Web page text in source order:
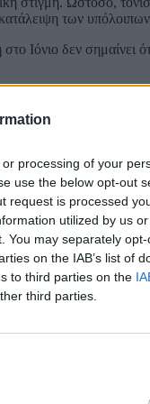
processing of your
use the below opt-out
request is processed
utilized by us
You may separately
on the IAB’s list of
to third parties on the
third parties.
των
Ιόνιο δεν σημαίνει
αερίου μπορεί
των εγχώριων
που μειώνει την
Ειδική
νέες αυξήσεις
γεωστρατηγική
πύλη της περιοχής
ενεργειακά της
χαμηλότερο κόστος